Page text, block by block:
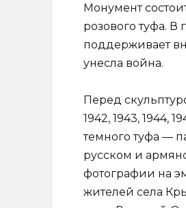
Монумент
розового туфа.
поддерживает
унесла война.
Перед
1942, 1943, 1944,
темного туфа —
русском и
фотографии на
жителей села